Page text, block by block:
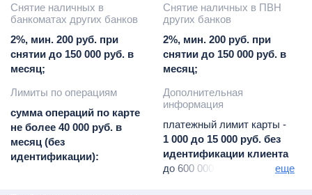
Снятие наличных в
банкоматах других банков
2%, мин. 200 руб. при
снятии до 150 000 руб. в
месяц;
Снятие наличных в ПВН
других банков
2%, мин. 200 руб. при
снятии до 150 000 руб. в
месяц;
Лимиты по операциям
сумма операций по карте
не более 40 000 руб. в
месяц (без
идентификации):
Дополнительная
информация
платежный лимит карты -
1 000 до 15 000 руб. без
идентификации клиента
до 600 000 руб. после
еще